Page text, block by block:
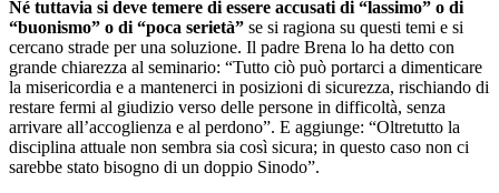
Né tuttavia si deve temere di essere accusati di “lassimo” o di
“buonismo” o di “poca serietà” se si ragiona su questi temi e si
cercano strade per una soluzione. Il padre Brena lo ha detto con
grande chiarezza al seminario: “Tutto ciò può portarci a dimenticare
la misericordia e a mantenerci in posizioni di sicurezza, rischiando di
restare fermi al giudizio verso delle persone in difficoltà, senza
arrivare all’accoglienza e al perdono”. E aggiunge: “Oltretutto la
disciplina attuale non sembra sia così sicura; in questo caso non ci
sarebbe stato bisogno di un doppio Sinodo”.